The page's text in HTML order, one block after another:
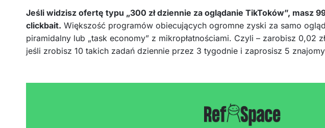
Jeśli widzisz ofertę typu „300 zł dziennie za oglądanie TikToków”, masz
clickbait. Większość programów obiecujących ogromne zyski za samo
piramidalny lub „task economy” z mikropłatnościami. Czyli – zarobisz 0,02
jeśli zrobisz 10 takich zadań dziennie przez 3 tygodnie i zaprosisz 5